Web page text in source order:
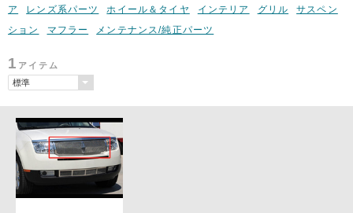
ア
レンズ系パーツ ホイール＆タイヤ インテリア グリル
サスペン
ション
マフラー メンテナンス/純正パーツ
1 アイテム